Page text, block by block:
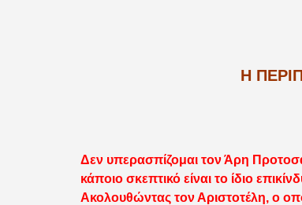
Η
Δεν υπερασπίζομαι τον Άρη
κάποιο σκεπτικό είναι το ίδιο
Ακολουθώντας τον Αριστοτέλη, ο